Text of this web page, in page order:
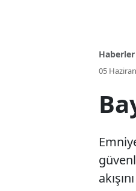
Haberler
05